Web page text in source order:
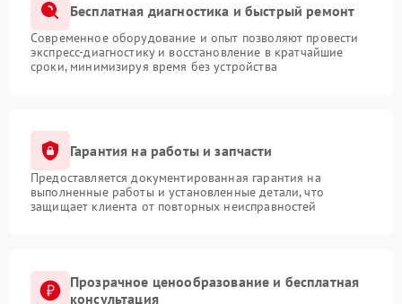
Бесплатная диагностика и быстрый ремонт
Современное оборудование и опыт позволяют провести
экспресс-диагностику и восстановление в кратчайшие
сроки, минимизируя время без устройства
Гарантия на работы и запчасти
Предоставляется документированная гарантия на
выполненные работы и установленные детали, что
защищает клиента от повторных неисправностей
Прозрачное ценообразование и бесплатная
консультация